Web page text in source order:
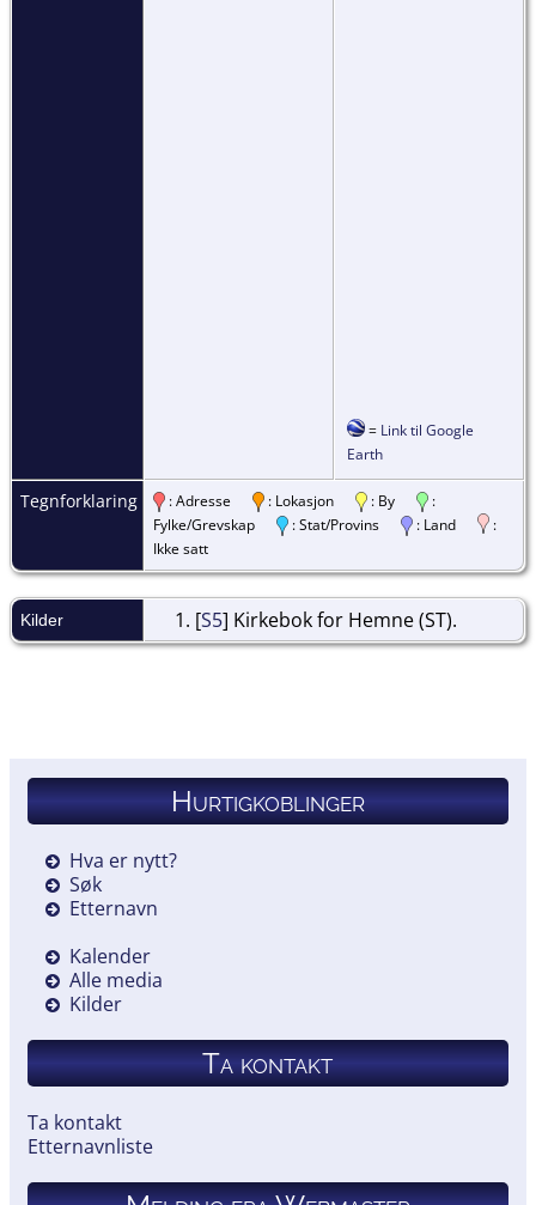
= Link til Google
Earth
Tegnforklaring : Adresse : Lokasjon : By
:
Fylke/Grevskap
: Stat/Provins : Land
:
Ikke satt
Kilder [S5] Kirkebok for Hemne (ST).
Hurtigkoblinger
Hva er nytt?
Søk
Etternavn
Kalender
Alle media
Kilder
Ta kontakt
Ta kontakt
Etternavnliste